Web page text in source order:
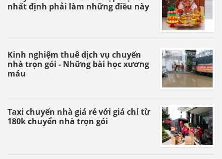
nhất định phải làm những điều này
Kinh nghiệm thuê dịch vụ chuyển
nhà trọn gói - Những bài học xương
máu
Taxi chuyển nhà giá rẻ với giá chỉ từ
180k chuyển nhà trọn gói